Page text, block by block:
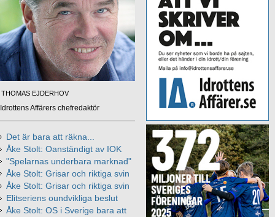
THOMAS EJDERHOV
Idrottens Affärers chefredaktör
Det är bara att räkna...
Åke Stolt: Oanständigt av IOK
"Spelarnas underbara marknad"
Åke Stolt: Grisar och riktiga svin
Åke Stolt: Grisar och riktiga svin
Elitseriens oundvikliga beslut
Åke Stolt: OS i Sverige bara att